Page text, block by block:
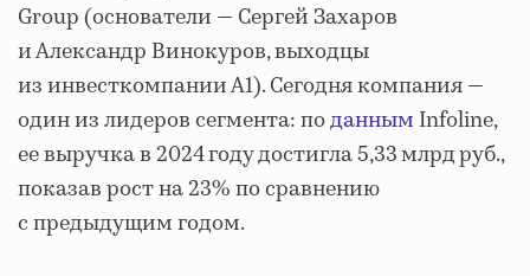
Group (основатели — Сергей Захаров
и Александр Винокуров, выходцы
из инвесткомпании А1). Сегодня компания —
один из лидеров сегмента: поданным Infoline,
ее выручка в 2024 году достигла 5,33 млрд руб.,
показав рост на 23% по сравнению
с предыдущим годом.